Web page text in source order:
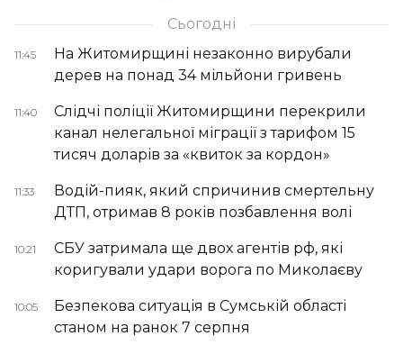
Сьогодні
11:45
На Житомирщині незаконно вирубали
дерев на понад 34 мільйони гривень
11:40
Слідчі поліції Житомирщини перекрили
канал нелегальної міграції з тарифом 15
тисяч доларів за «квиток за кордон»
11:33
Водій-пияк, який спричинив смертельну
ДТП, отримав 8 років позбавлення волі
10:21
СБУ затримала ще двох агентів рф, які
коригували удари ворога по Миколаєву
10:05
Безпекова ситуація в Сумській області
станом на ранок 7 серпня